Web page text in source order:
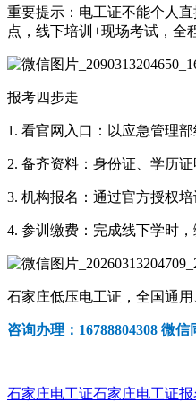
重要提示：电工证不能个人
点，线下培训+现场考试，全
报考四步走
1. 看官网入口：以应急管理
2. 备齐资料：身份证、学历证
3. 机构报名：通过官方授权培
4. 参训缴费：完成线下学时，
石家庄低压电工证，全国通用
咨询办理：16788804308 微信
石家庄电工证石家庄电工证